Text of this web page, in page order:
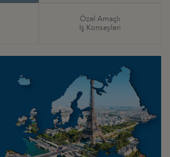
Özel Amaçlı
İş Konseyleri